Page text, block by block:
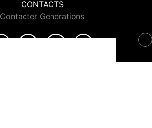
CONTACTS
Contacter Generations